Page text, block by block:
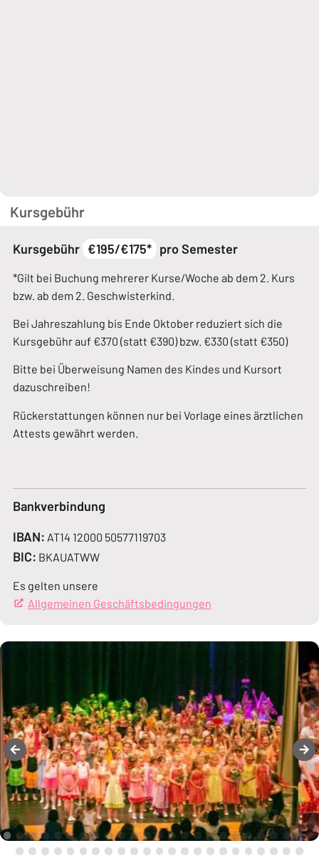
Kursgebühr
Kursgebühr €195/€175* pro Semester
*Gilt bei Buchung mehrerer Kurse/Woche ab dem 2. Kurs
bzw. ab dem 2. Geschwisterkind.
Bei Jahreszahlung bis Ende Oktober reduziert sich die
Kursgebühr auf €370 (statt €390) bzw. €330 (statt €350)
Bitte bei Überweisung Namen des Kindes und Kursort
dazuschreiben!
Rückerstattungen können nur bei Vorlage eines ärztlichen
Attests gewährt werden.
Bankverbindung
IBAN: AT14 12000 50577119703
BIC: BKAUATWW
Es gelten unsere
Allgemeinen Geschäftsbedingungen